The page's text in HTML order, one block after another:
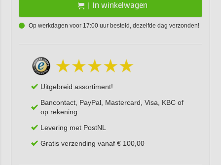
In winkelwagen
Op werkdagen voor 17:00 uur besteld, dezelfde dag verzonden!
Uitgebreid assortiment!
Bancontact, PayPal, Mastercard, Visa, KBC of
op rekening
Levering met PostNL
Gratis verzending vanaf € 100,00